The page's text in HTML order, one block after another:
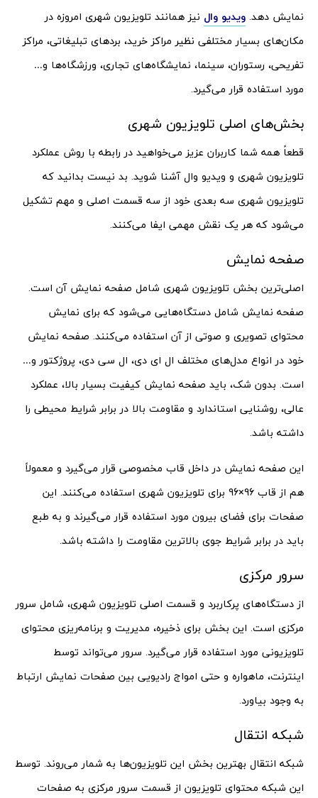
نمایش دهد. ویدیو وال نیز همانند تلویزیون شهری امروزه در
مکان‌های بسیار مختلفی نظیر مراکز خرید، بردهای تبلیغاتی، مراکز
تفریحی، رستوران، سینما، نمایشگاه‌های تجاری، ورزشگاه‌ها و…
مورد استفاده قرار می‌گیرد.
بخش‌های اصلی تلویزیون شهری
قطعاً همه شما کاربران عزیز می‌خواهید در رابطه با روش عملکرد
تلویزیون شهری و ویدیو وال آشنا شوید. بد نیست بدانید که
تلویزیون شهری سه بعدی خود از سه قسمت اصلی و مهم تشکیل
می‌شود که هر یک نقش مهمی ایفا می‌کنند.
صفحه نمایش
اصلی‌ترین بخش تلویزیون شهری شامل صفحه نمایش آن است.
صفحه نمایش شامل دستگاه‌هایی می‌شود که برای نمایش
محتوای تصویری و صوتی از آن استفاده می‌کنند. صفحه نمایش
خود در انواع مدل‌های مختلف ال ای دی، ال سی دی، پروژکتور و…
است. بدون شک، باید صفحه نمایش کیفیت بسیار بالا، عملکرد
عالی، روشنایی استاندارد و مقاومت بالا در برابر شرایط محیطی را
داشته باشد.
این صفحه نمایش در داخل قاب مخصوصی قرار می‌گیرد و معمولاً
هم از قاب 96×96 برای تلویزیون شهری استفاده می‌کنند. این
صفحات برای فضای بیرون مورد استفاده قرار می‌گیرند و به طبع
باید در برابر شرایط جوی بالاترین مقاومت را داشته باشد.
سرور مرکزی
از دستگاه‌های پرکاربرد و قسمت اصلی تلویزیون شهری، شامل سرور
مرکزی است. این بخش برای ذخیره، مدیریت و برنامه‌ریزی محتوای
تلویزیونی مورد استفاده قرار می‌گیرد. سرور می‌تواند توسط
اینترنت، ماهواره و حتی امواج رادیویی بین صفحات نمایش ارتباط
به وجود بیاورد.
شبکه انتقال
شبکه انتقال بهترین بخش این تلویزیون‌ها به شمار می‌روند. توسط
این شبکه محتوای تلویزیون از قسمت سرور مرکزی به صفحات